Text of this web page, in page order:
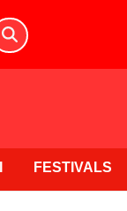
FESTIVALS